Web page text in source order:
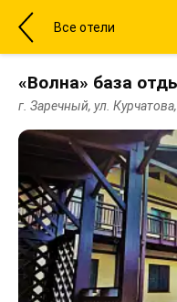
Все отели
«Волна» база
г. Заречный, ул.